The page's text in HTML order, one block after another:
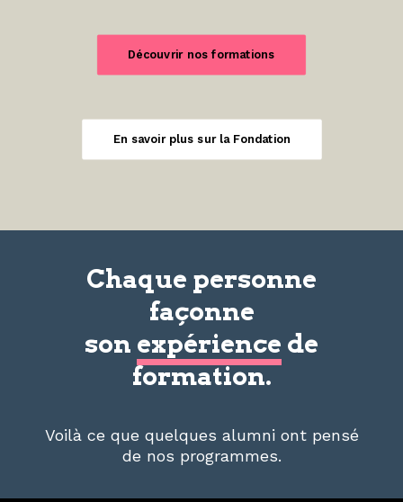
Découvrir nos formations
En savoir plus sur la Fondation
Chaque personne
façonne
son expérience de
formation.
Voilà ce que quelques alumni ont pensé
de nos programmes.